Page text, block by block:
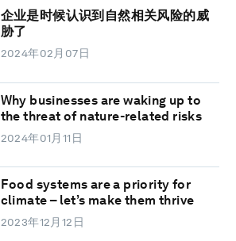
企业是时候认识到自然相关风险的威
胁了
2024年02月07日
Why businesses are waking up to
the threat of nature-related risks
2024年01月11日
Food systems are a priority for
climate – let’s make them thrive
2023年12月12日